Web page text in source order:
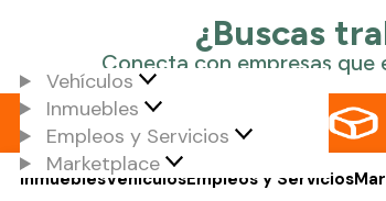
Vehículos
Inmuebles
Empleos y Servicios
Marketplace
Vehículos
Inmuebles Empleos y Servicios